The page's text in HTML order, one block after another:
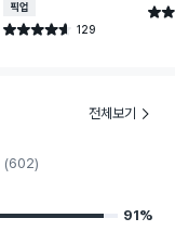
매장픽업
별점 4.6점 129
건 작성
별점
전체보기
(602)
91%